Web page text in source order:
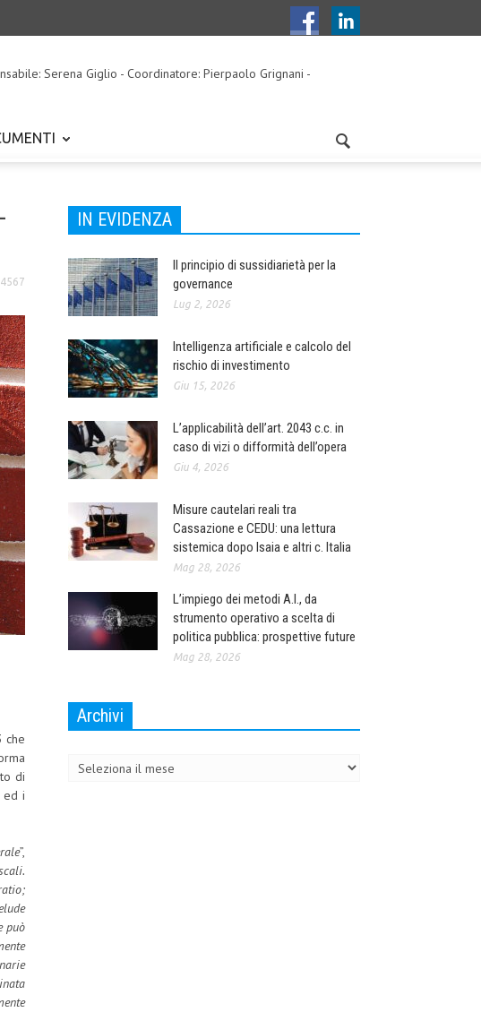
Serena Giglio - Coordinatore: Pierpaolo Grignani -
4567
che
di
ed i
”,
può
IN EVIDENZA
Il principio di sussidiarietà per la
governance
Lug 2, 2026
Intelligenza artificiale e calcolo del
rischio di investimento
Giu 15, 2026
L’applicabilità dell’art. 2043 c.c. in
caso di vizi o difformità dell’opera
Giu 4, 2026
Misure cautelari reali tra
Cassazione e CEDU: una lettura
sistemica dopo Isaia e altri c. Italia
Mag 28, 2026
L’impiego dei metodi A.I., da
strumento operativo a scelta di
politica pubblica: prospettive future
Mag 28, 2026
Archivi